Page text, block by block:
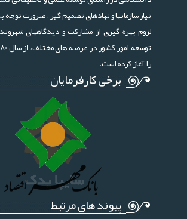
نیاز سازمانها و نهادهای تصمیم گیر ، ضرورت توجه
لزوم بهره گیری از مشارکت و دیدگاههای
را آغاز کرده است.
برخی کارفرمایان
پیوند های مرتبط